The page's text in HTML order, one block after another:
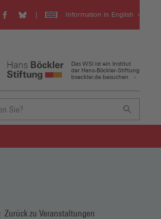
WSI
auf
einem
neuen
Fenster)
WSI
auf
einem
neuen
Fenster)
Information in English
Visit
our
(Öffnet
in
einem
neuen
Fenster)
Das WSI ist ein Institut
der Hans-Böckler-Stiftung
boeckler.de besuchen
Zurück zu Veranstaltungen